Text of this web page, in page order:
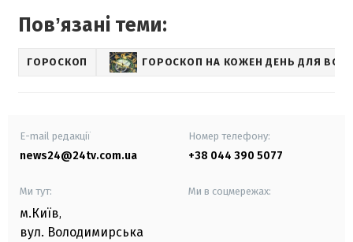
Повʼязані теми:
ГОРОСКОП ГОРОСКОП НА КОЖЕН ДЕНЬ ДЛЯ ВСІХ
E-mail редакції
news24@24tv.com.ua
Номер телефону:
+38 044 390 5077
Ми тут:
м.Київ,
вул. Володимирська
Ми в соцмережах: